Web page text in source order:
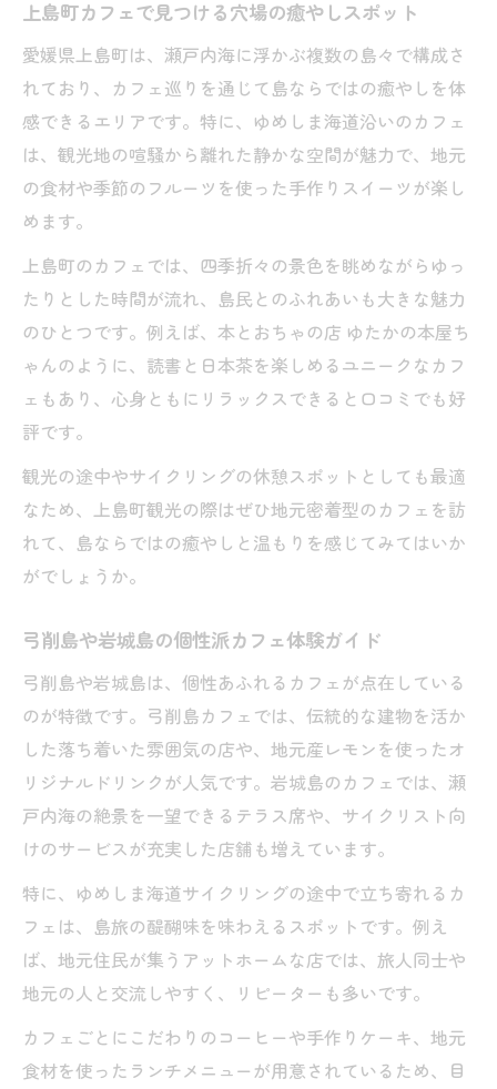
上島町カフェで見つける穴場の癒やしスポット
愛媛県上島町は、瀬戸内海に浮かぶ複数の島々で構成さ
れており、カフェ巡りを通じて島ならではの癒やしを体
感できるエリアです。特に、ゆめしま海道沿いのカフェ
は、観光地の喧騒から離れた静かな空間が魅力で、地元
の食材や季節のフルーツを使った手作りスイーツが楽し
めます。
上島町のカフェでは、四季折々の景色を眺めながらゆっ
たりとした時間が流れ、島民とのふれあいも大きな魅力
のひとつです。例えば、本とおちゃの店 ゆたかの本屋ち
ゃんのように、読書と日本茶を楽しめるユニークなカフ
ェもあり、心身ともにリラックスできると口コミでも好
評です。
観光の途中やサイクリングの休憩スポットとしても最適
なため、上島町観光の際はぜひ地元密着型のカフェを訪
れて、島ならではの癒やしと温もりを感じてみてはいか
がでしょうか。
弓削島や岩城島の個性派カフェ体験ガイド
弓削島や岩城島は、個性あふれるカフェが点在している
のが特徴です。弓削島カフェでは、伝統的な建物を活か
した落ち着いた雰囲気の店や、地元産レモンを使ったオ
リジナルドリンクが人気です。岩城島のカフェでは、瀬
戸内海の絶景を一望できるテラス席や、サイクリスト向
けのサービスが充実した店舗も増えています。
特に、ゆめしま海道サイクリングの途中で立ち寄れるカ
フェは、島旅の醍醐味を味わえるスポットです。例え
ば、地元住民が集うアットホームな店では、旅人同士や
地元の人と交流しやすく、リピーターも多いです。
カフェごとにこだわりのコーヒーや手作りケーキ、地元
食材を使ったランチメニューが用意されているため、目